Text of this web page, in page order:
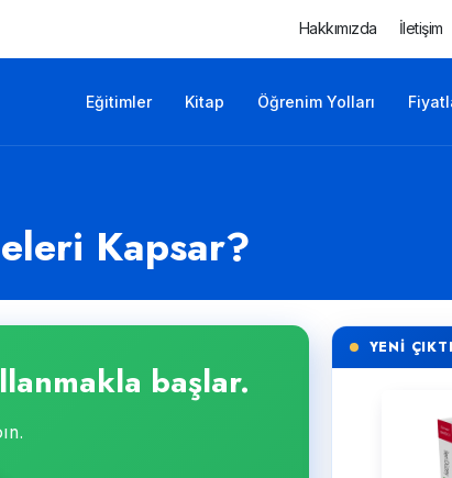
Hakkımızda İletişim
Eğitimler Kitap Öğrenim Yolları
Kapsar?
başlar.
YENİ